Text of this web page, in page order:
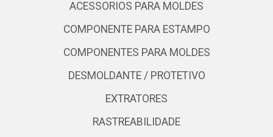
ACESSORIOS PARA MOLDES
COMPONENTE PARA ESTAMPO
COMPONENTES PARA MOLDES
DESMOLDANTE / PROTETIVO
EXTRATORES
RASTREABILIDADE